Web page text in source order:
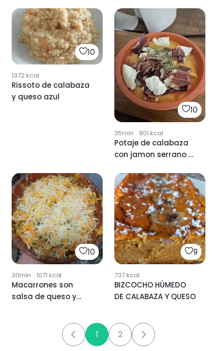
10
1372kcal
Rissoto de calabaza
y queso azul
10
35min · 901 kcal
Potaje de calabaza
con jamon serrano y
10
30min · 1071 kcal
Macarrones son
salsa de queso y
9
737kcal
BIZCOCHO HÚMEDO
DE CALABAZA Y QUESO
1 2